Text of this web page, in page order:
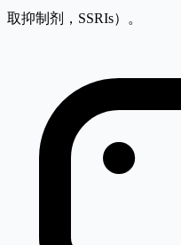
取抑制剂，SSRIs）。